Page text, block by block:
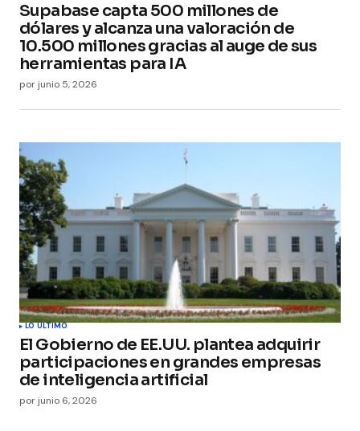
Supabase capta 500 millones de
dólares y alcanza una valoración de
10.500 millones gracias al auge de sus
herramientas para IA
por junio 5, 2026
LO ÚLTIMO
El Gobierno de EE.UU. plantea adquirir
participaciones en grandes empresas
de inteligencia artificial
por junio 6, 2026